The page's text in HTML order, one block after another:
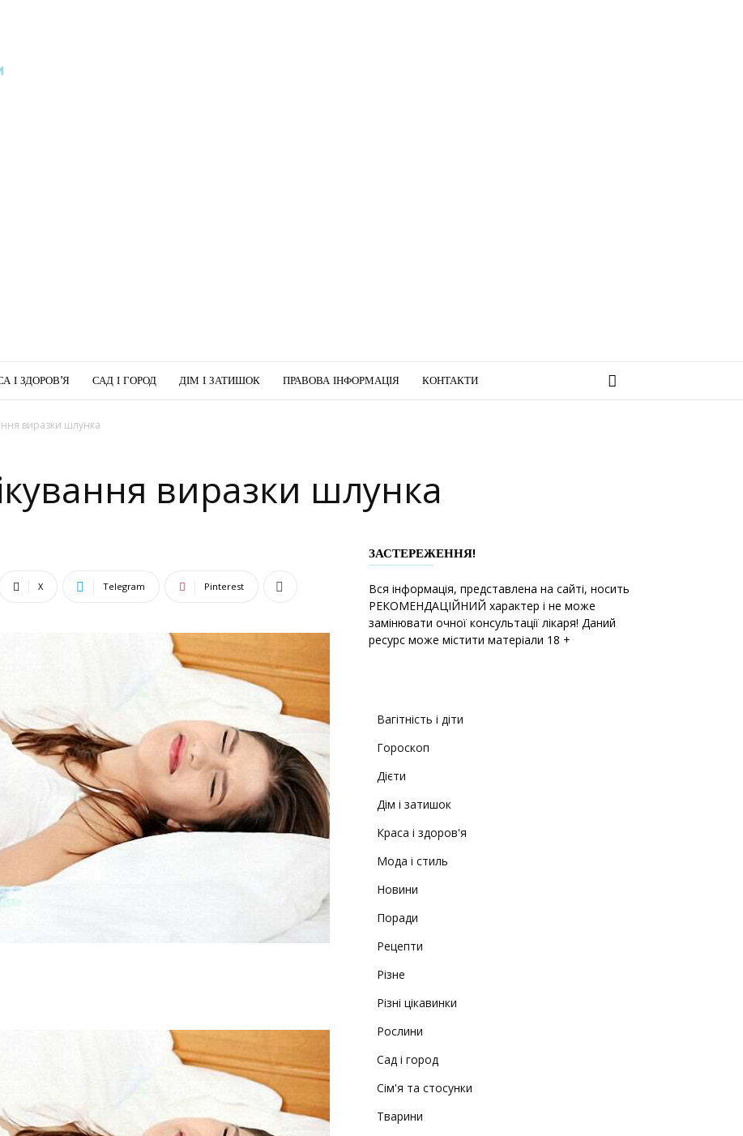
І ЗДОРОВ’Я САД І ГОРОД ДІМ І ЗАТИШОК ПРАВОВА ІНФОРМАЦІЯ КОНТАКТИ
виразки шлунка
виразки шлунка
X Telegram Pinterest
ЗАСТЕРЕЖЕННЯ!
Вся інформація, представлена на сайті, носить
РЕКОМЕНДАЦІЙНИЙ характер і не може
замінювати очної консультації лікаря! Даний
ресурс може містити матеріали 18 +
Вагітність і діти
Гороскоп
Дієти
Дім і затишок
Краса і здоров'я
Мода і стиль
Новини
Поради
Рецепти
Різне
Різні цікавинки
Рослини
Сад і город
Сім'я та стосунки
Тварини